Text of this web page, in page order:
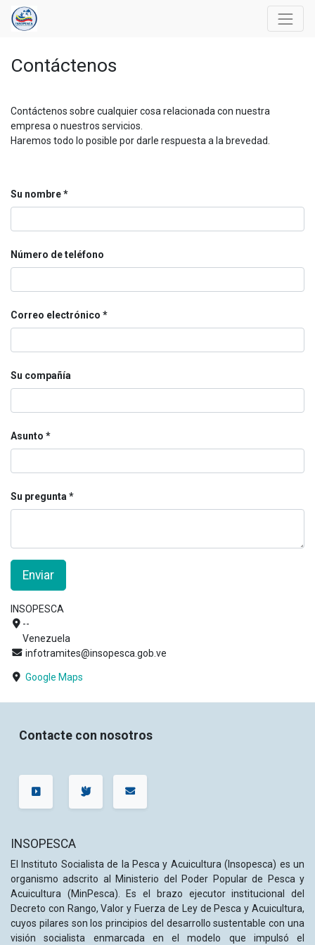
Contáctenos
Contáctenos sobre cualquier cosa relacionada con nuestra
empresa o nuestros servicios.
Haremos todo lo posible por darle respuesta a la brevedad.
Su nombre
Número de teléfono
Correo electrónico
Su compañía
Asunto
Su pregunta
Enviar
INSOPESCA
--
Venezuela
infotramites@insopesca.gob.ve
Google Maps
Contacte con nosotros
INSOPESCA
El Instituto Socialista de la Pesca y Acuicultura (Insopesca) es un
organismo adscrito al Ministerio del Poder Popular de Pesca y
Acuicultura (MinPesca). Es el brazo ejecutor institucional del
Decreto con Rango, Valor y Fuerza de Ley de Pesca y Acuicultura,
cuyos pilares son los principios del desarrollo sustentable con una
visión socialista enmarcada en el modelo que impulsó el